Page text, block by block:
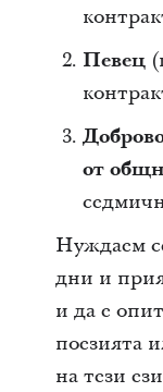
Певец
от
Нуждаем
дни и
и да е
поезията
на тези